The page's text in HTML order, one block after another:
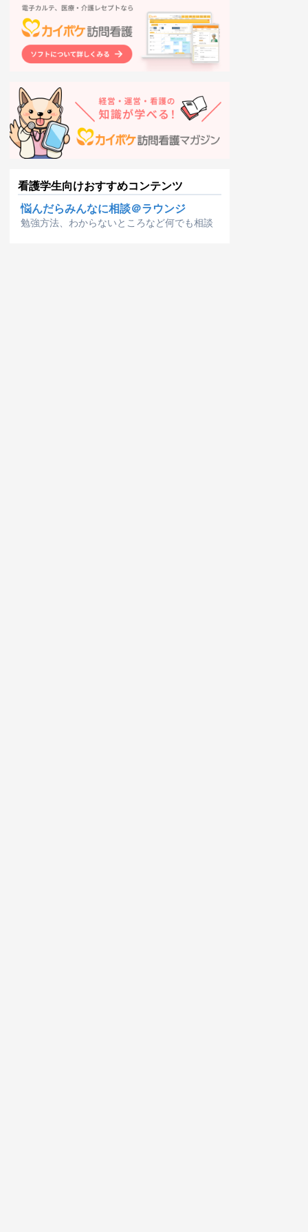
看護学生向けおすすめコンテンツ
悩んだらみんなに相談＠ラウンジ
勉強方法、わからないところなど何でも相談